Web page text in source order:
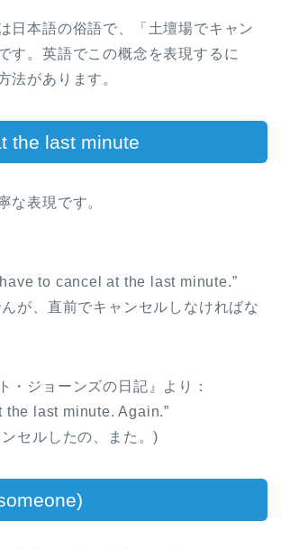
日本語の俗語で、「土壇場でキャン
す。英語でこの概念を表現するに
法があります。
the last minute
な表現です。
have to cancel at the last minute.”
が、直前でキャンセルしなければな
・ジョーンズの日記』より：
the last minute. Again.”
セルしたの、また。)